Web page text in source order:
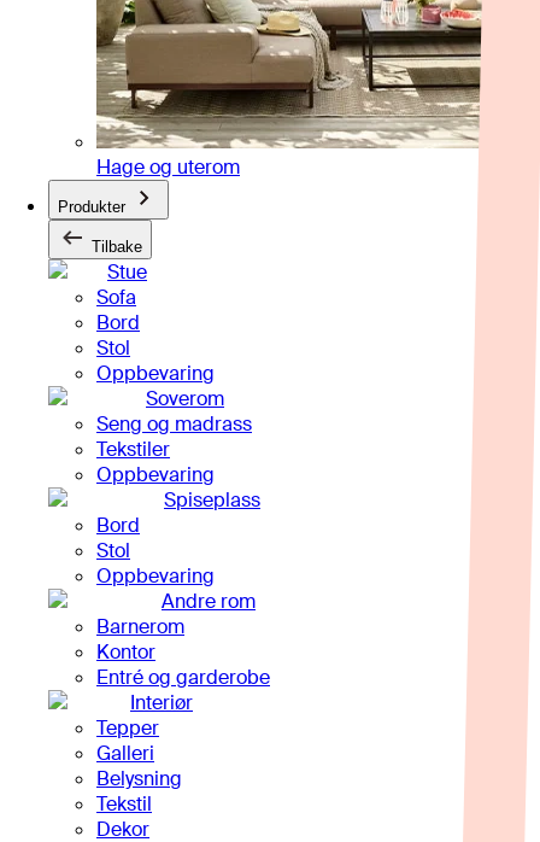
Hage og uterom
Produkter
Tilbake
Stue
Sofa
Bord
Stol
Oppbevaring
Soverom
Seng og madrass
Tekstiler
Oppbevaring
Spiseplass
Bord
Stol
Oppbevaring
Andre rom
Barnerom
Kontor
Entré og garderobe
Interiør
Tepper
Galleri
Belysning
Tekstil
Dekor